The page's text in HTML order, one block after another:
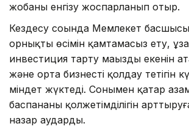
жобаны енгізу жоспарланып отыр.
Кездесу соңында Мемлекет
орнықты өсімін қамтамасыз ету,
инвестиция тарту маңызды екенін
және орта бизнесті қолдау тетігін
міндет жүктеді. Сонымен қатар
баспананың қолжетімділігін
назар аударды.